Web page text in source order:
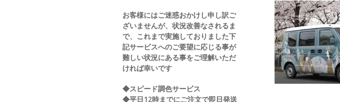
お客様にはご迷惑おかけし申し訳ご
ざいませんが、状況改善なされるま
で、これまで実施しておりました下
記サービスへのご要望に応じる事が
難しい状況にある事をご理解いただ
ければ幸いです
◆スピード調色サービス
◆平日12時までにご注文で即日発送